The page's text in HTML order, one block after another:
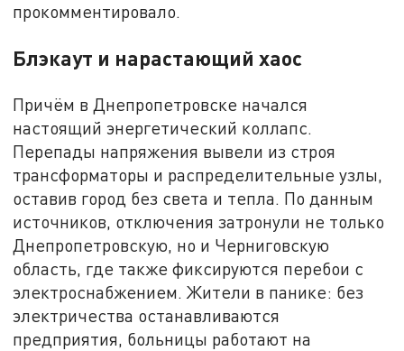
прокомментировало.
Блэкаут и нарастающий хаос
Причём в Днепропетровске начался
настоящий энергетический коллапс.
Перепады напряжения вывели из строя
трансформаторы и распределительные узлы,
оставив город без света и тепла. По данным
источников, отключения затронули не только
Днепропетровскую, но и Черниговскую
область, где также фиксируются перебои с
электроснабжением. Жители в панике: без
электричества останавливаются
предприятия, больницы работают на